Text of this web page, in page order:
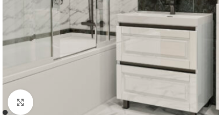
Faceți click pentru a mări